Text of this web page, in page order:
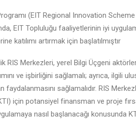
(EIT Regional Innovation
EIT Topluluğu faaliyetlerinin iyi
katılımı artırmak için başlatılmıştır
RIS Merkezleri, yerel Bilgi Üçgeni
ve işbirliğini sağlamalı; ayrıca, ilgili
faydalanmasını sağlamalıdır. RIS
için potansiyel finansman ve proje
nasıl başlanacağı konusunda